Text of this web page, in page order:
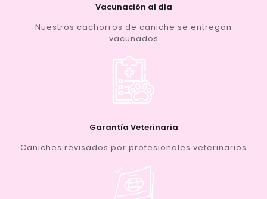
Vacunación al día
Nuestros cachorros de caniche se entregan
vacunados
Garantía Veterinaria
Caniches revisados por profesionales veterinarios